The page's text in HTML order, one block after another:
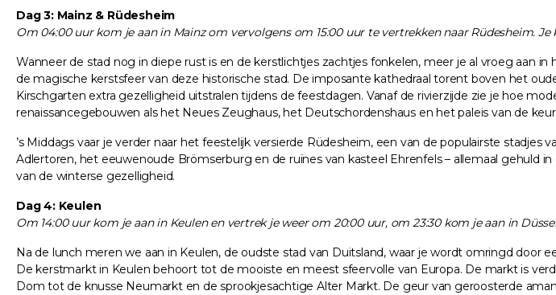
Dag 3: Mainz & Rüdesheim
Om 04:00 uur kom je aan in Mainz om vervolgens om 15:00 uur te vertrekken naar Rüdesheim.
Wanneer de stad nog in diepe rust is en de kerstlichtjes zachtjes fonkelen, meer je al vroeg aan
de magische kerstsfeer van deze historische stad. De imposante kathedraal torent boven het
Kirschgarten extra gezelligheid uitstralen tijdens de feestdagen. Vanaf de rivierzijde zie je hoe
renaissancegebouwen als het Neues Zeughaus, het Deutschordenshaus en het paleis van de
’s Middags vaar je verder naar het feestelijk versierde Rüdesheim, een van de populairste
Adlertoren, het eeuwenoude Brömserburg en de ruïnes van kasteel Ehrenfels – allemaal gehuld
van de winterse gezelligheid.
Dag 4: Keulen
Om 14:00 uur kom je aan in Keulen en vertrek je weer om 20:00 uur, om 23:30 kom je aan in
Na de lunch meren we aan in Keulen, de oudste stad van Duitsland, waar je wordt omringd door
De kerstmarkt in Keulen behoort tot de mooiste en meest sfeervolle van Europa. De markt is
Dom tot de knusse Neumarkt en de sprookjesachtige Alter Markt. De geur van geroosterde